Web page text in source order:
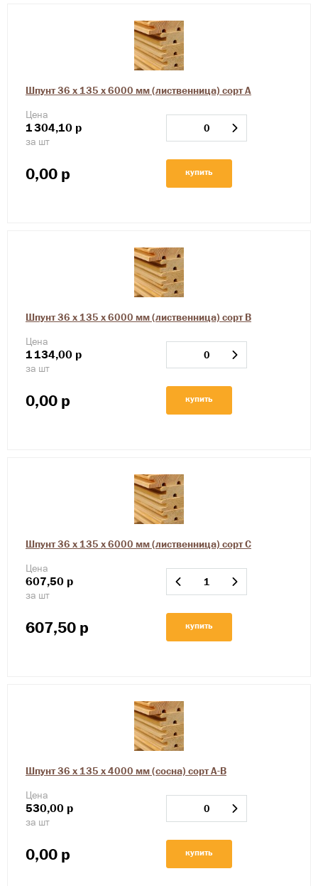
Шпунт 36 х 135 х 6000 мм (лиственница) сорт А
Цена
1304,10 р
за шт
0,00 р купить
Шпунт 36 х 135 х 6000 мм (лиственница) сорт В
Цена
1134,00 р
за шт
0,00 р купить
Шпунт 36 х 135 х 6000 мм (лиственница) сорт С
Цена
607,50 р
за шт
607,50 р купить
Шпунт 36 х 135 х 4000 мм (сосна) сорт А-В
Цена
530,00 р
за шт
0,00 р купить